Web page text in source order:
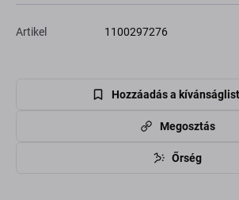
Artikel 1100297276
Hozzáadás a
Megosztás
Őrség